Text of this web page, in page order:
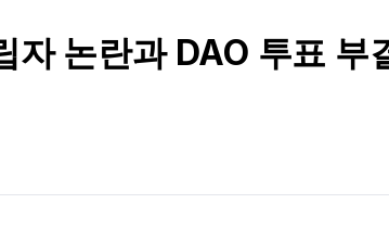
논란과 DAO 투표 부